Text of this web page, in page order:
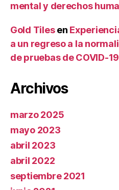
mental y derechos
Gold Tilesen
a un regreso a la
de pruebas de COVID-19
Archivos
marzo 2025
mayo 2023
abril 2023
abril 2022
septiembre 2021